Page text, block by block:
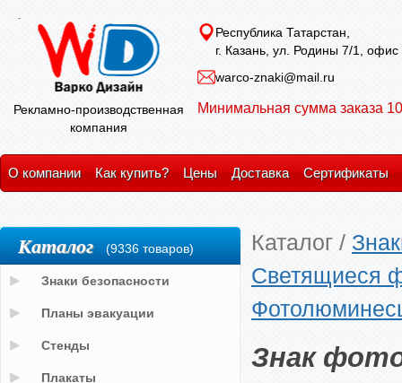
Рекламно-производственная
компания
Республика Татарстан,
г. Казань, ул. Родины 7/1, офис
warco-znaki@mail.ru
Минимальная сумма заказа
О компании Как купить? Цены Доставка Сертификаты
Каталог /
Светящиеся
Знак
Каталог (9336 товаров)
Знаки безопасности
Планы эвакуации
Стенды
Плакаты